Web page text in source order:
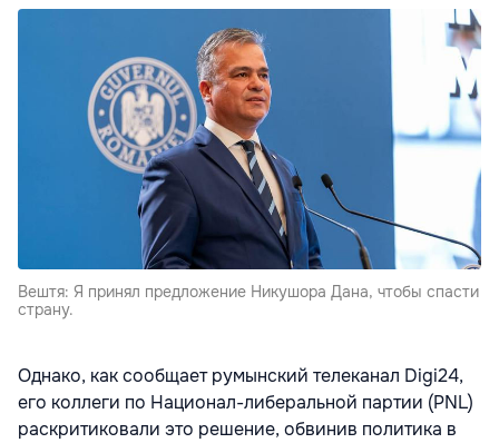
Вештя: Я принял предложение Никушора Дана, чтобы спасти
страну.
Однако, как сообщает румынский телеканал Digi24,
его коллеги по Национал-либеральной партии (PNL)
раскритиковали это решение, обвинив политика в